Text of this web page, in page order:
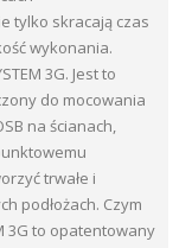
tylko skracają czas
wykonania.
3G. Jest to
do mocowania
na ścianach,
trwałe i
podłożach. Czym
3G to opatentowany